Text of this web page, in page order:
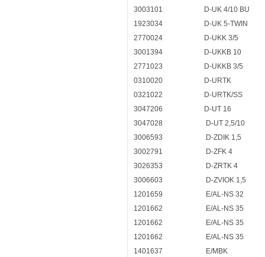
3003101
D-UK 4/10 BU
1923034
D-UK 5-TWIN
2770024
D-UKK 3/5
3001394
D-UKKB 10
2771023
D-UKKB 3/5
0310020
D-URTK
0321022
D-URTK/SS
3047206
D-UT 16
3047028
D-UT 2,5/10
3006593
D-ZDIK 1,5
3002791
D-ZFK 4
3026353
D-ZRTK 4
3006603
D-ZVIOK 1,5
1201659
E/AL-NS 32
1201662
E/AL-NS 35
1201662
E/AL-NS 35
1201662
E/AL-NS 35
1401637
E/MBK